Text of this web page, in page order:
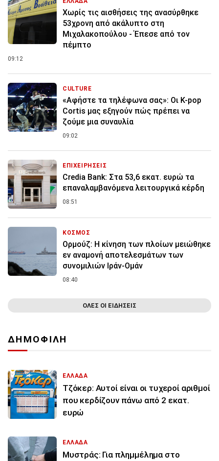
Χωρίς τις αισθήσεις της ανασύρθηκε
53χρονη από ακάλυπτο στη
Μιχαλακοπούλου - Έπεσε από τον
πέμπτο
09:12
CULTURE
«Αφήστε τα τηλέφωνα σας»: Οι K-pop
Cortis μας εξηγούν πώς πρέπει να
ζούμε μια συναυλία
09:02
ΕΠΙΧΕΙΡΗΣΕΙΣ
Credia Bank: Στα 53,6 εκατ. ευρώ τα
επαναλαμβανόμενα λειτουργικά κέρδη
08:51
ΚΟΣΜΟΣ
Ορμούζ: Η κίνηση των πλοίων μειώθηκε
εν αναμονή αποτελεσμάτων των
συνομιλιών Ιράν-Ομάν
08:40
ΟΛΕΣ ΟΙ ΕΙΔΗΣΕΙΣ
ΔΗΜΟΦΙΛΗ
ΕΛΛΑΔΑ
Τζόκερ: Αυτοί είναι οι τυχεροί αριθμοί
που κερδίζουν πάνω από 2 εκατ.
ευρώ
ΕΛΛΑΔΑ
Μυστράς: Για πλημμέλημα στο